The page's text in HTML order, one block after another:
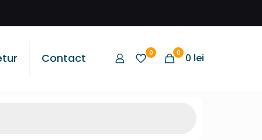
Contact 0 0 0 lei